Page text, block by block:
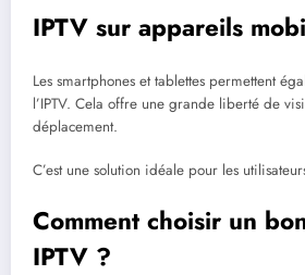
IPTV sur appareils
Les smartphones et tablettes permettent
l’IPTV. Cela offre une grande liberté de
déplacement.
C’est une solution idéale pour les
Comment choisir un
IPTV ?